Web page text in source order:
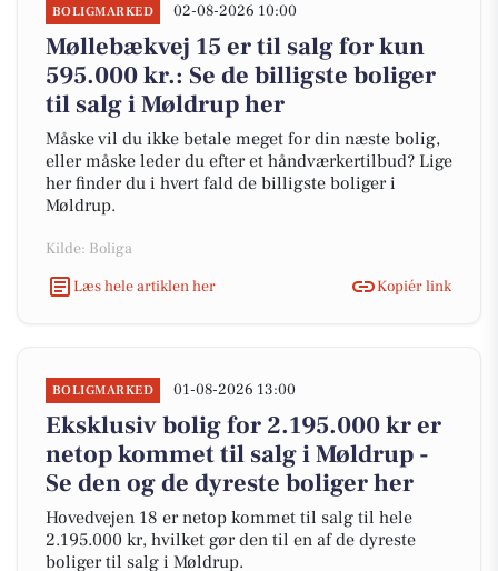
BOLIGMARKED 02-08-2026 10:00
Møllebækvej 15 er til salg for kun
595.000 kr.: Se de billigste boliger
til salg i Møldrup her
Måske vil du ikke betale meget for din næste bolig,
eller måske leder du efter et håndværkertilbud? Lige
her finder du i hvert fald de billigste boliger i
Møldrup.
Kilde: Boliga
Læs hele artiklen her
Kopiér link
BOLIGMARKED 01-08-2026 13:00
Eksklusiv bolig for 2.195.000 kr er
netop kommet til salg i Møldrup -
Se den og de dyreste boliger her
Hovedvejen 18 er netop kommet til salg til hele
2.195.000 kr, hvilket gør den til en af de dyreste
boliger til salg i Møldrup.